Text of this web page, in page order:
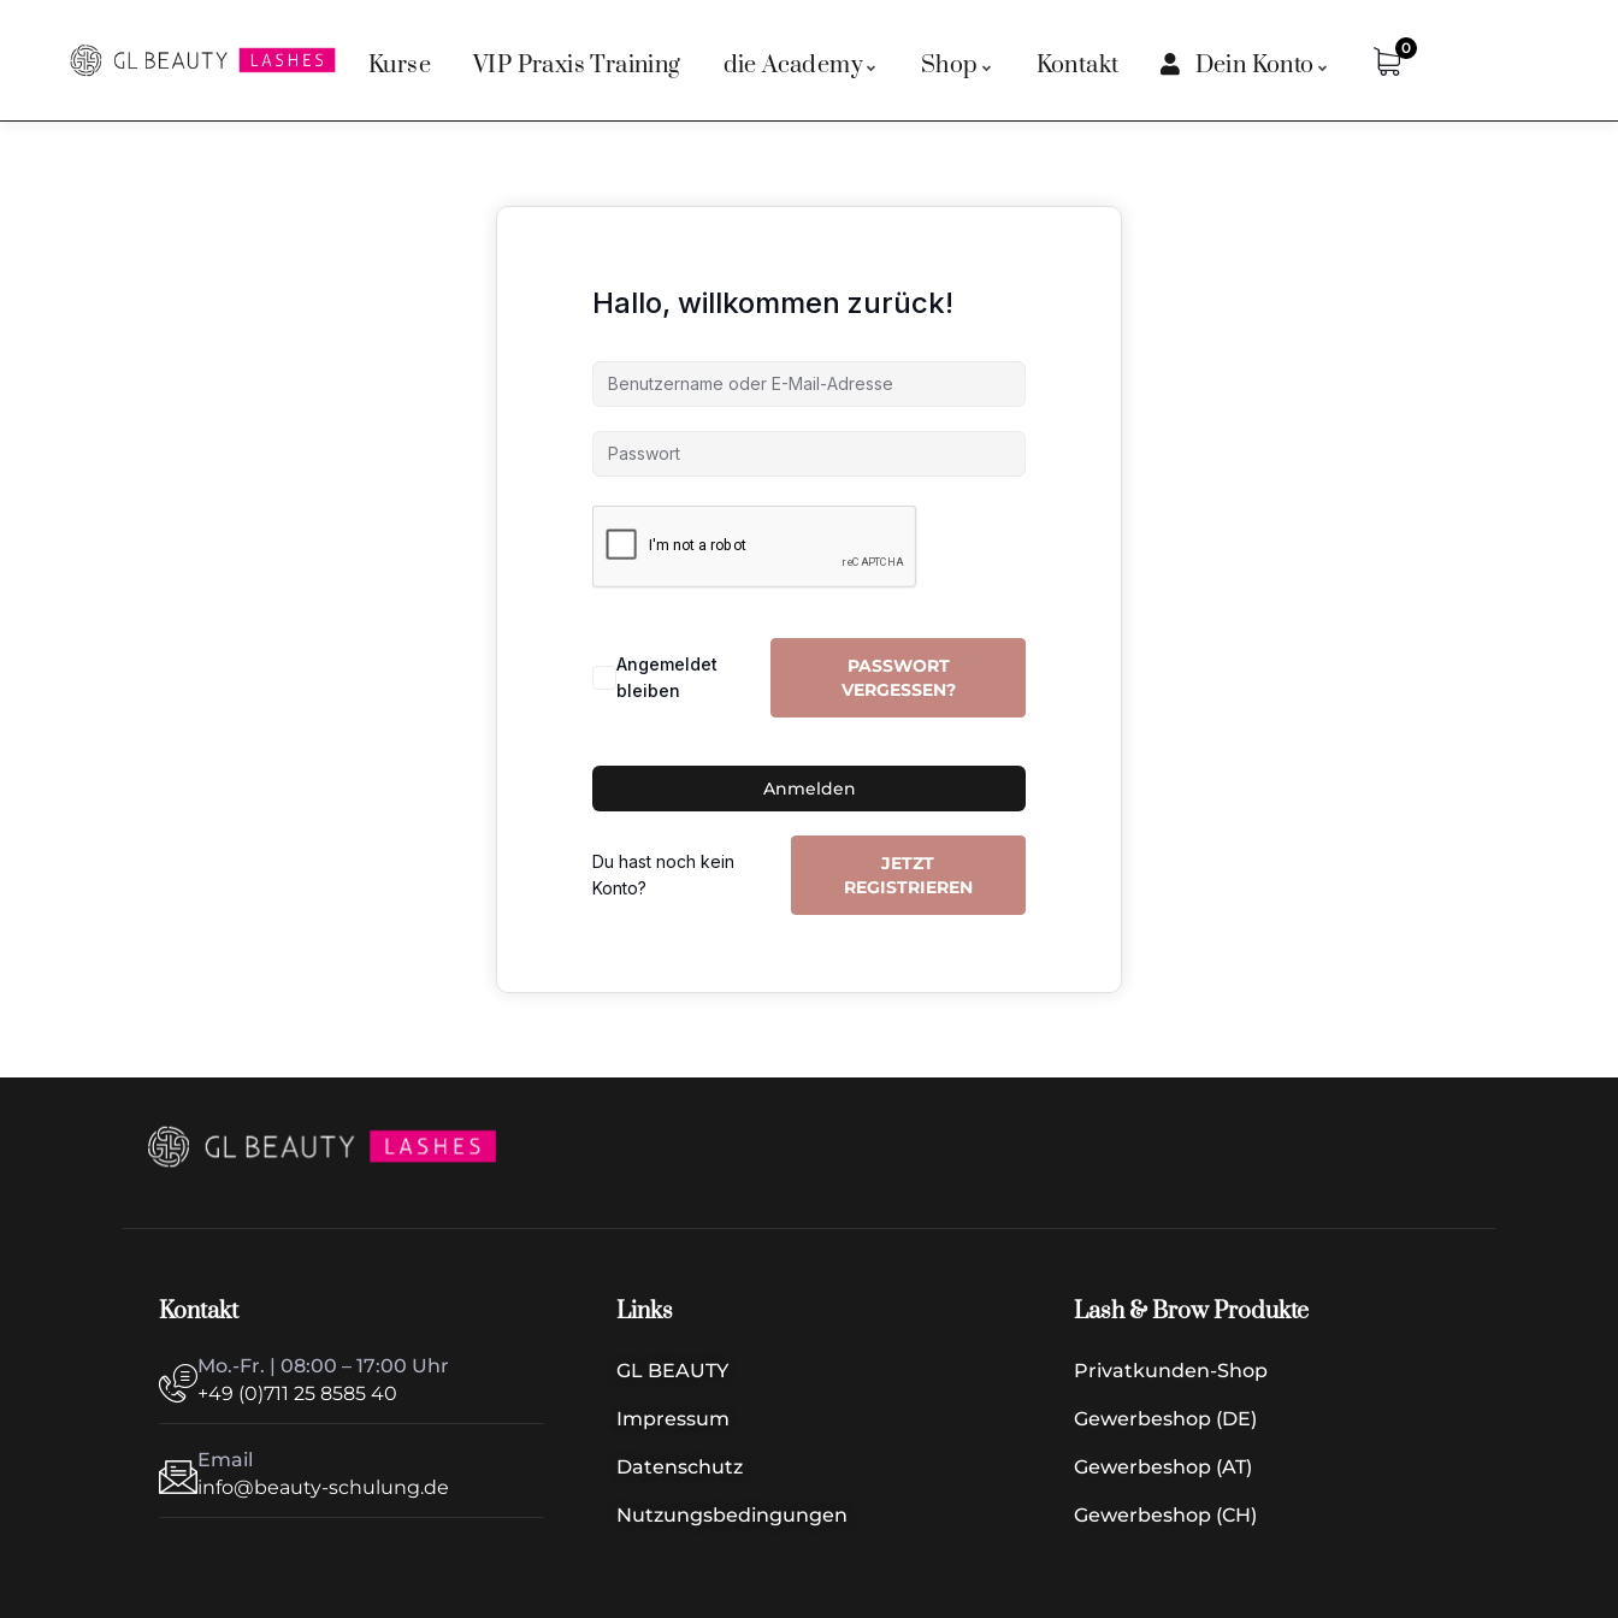
Kurse VIP Praxis Training die Academy Shop Kontakt Dein Konto
0
Hallo, willkommen zurück!
Angemeldet
bleiben
PASSWORT
VERGESSEN?
Anmelden
Du hast noch kein
Konto?
JETZT
REGISTRIEREN
Kontakt
Mo.-Fr. | 08:00 – 17:00 Uhr
+49 (0)711 25 8585 40
Email
info@beauty-schulung.de
Links
GL BEAUTY
Impressum
Datenschutz
Nutzungsbedingungen
Lash & Brow Produkte
Privatkunden-Shop
Gewerbeshop (DE)
Gewerbeshop (AT)
Gewerbeshop (CH)